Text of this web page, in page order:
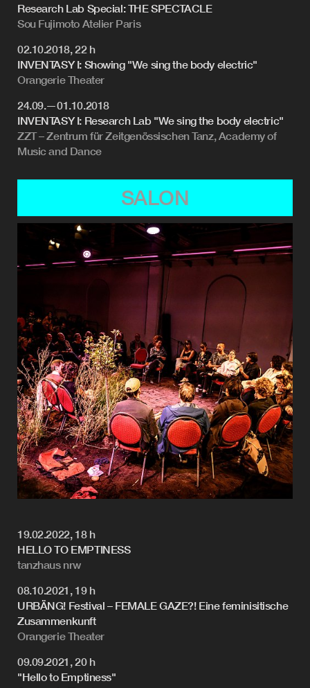
Research Lab Special: THE SPECTACLE
Sou Fujimoto Atelier Paris
02.10.2018, 22 h
INVENTASY I: Showing "We sing the body electric"
Orangerie Theater
24.09.—01.10.2018
INVENTASY I: Research Lab "We sing the body electric"
ZZT – Zentrum für Zeitgenössischen Tanz, Academy of
Music and Dance
SALON
19.02.2022, 18 h
HELLO TO EMPTINESS
tanzhaus nrw
08.10.2021, 19 h
URBÄNG! Festival – FEMALE GAZE?! Eine feminisitische
Zusammenkunft
Orangerie Theater
09.09.2021, 20 h
"Hello to Emptiness"